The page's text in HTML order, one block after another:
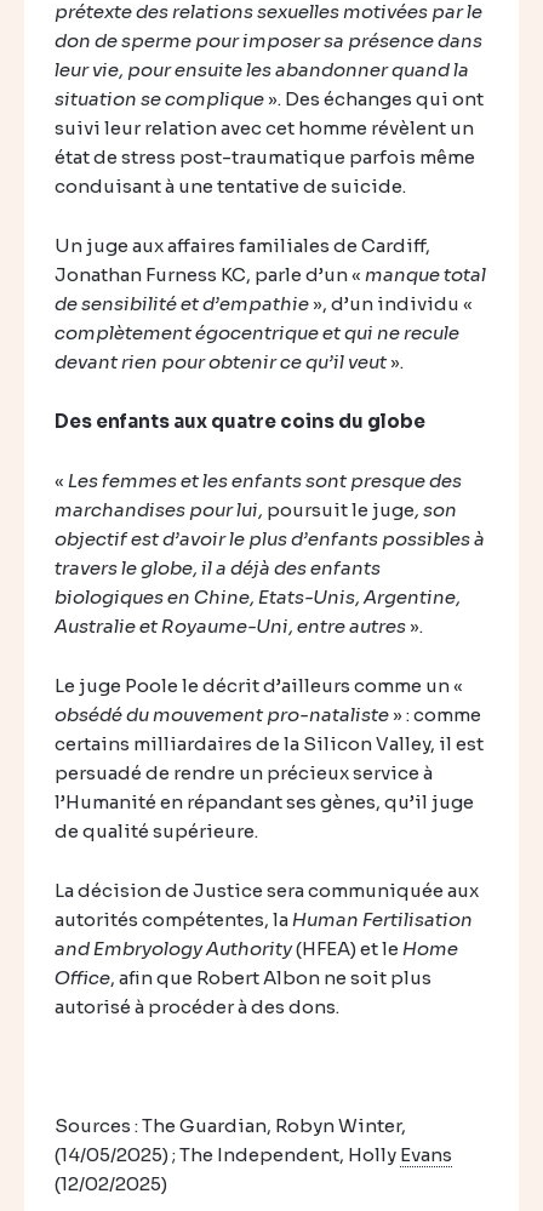
prétexte des relations sexuelles motivées par le
don de sperme pour imposer sa présence dans
leur vie, pour ensuite les abandonner quand la
situation se complique ». Des échanges qui ont
suivi leur relation avec cet homme révèlent un
état de stress post-traumatique parfois même
conduisant à une tentative de suicide.
Un juge aux affaires familiales de Cardiff,
Jonathan Furness KC, parle d’un « manque total
de sensibilité et d’empathie », d’un individu «
complètement égocentrique et qui ne recule
devant rien pour obtenir ce qu’il veut ».
Des enfants aux quatre coins du globe
« Les femmes et les enfants sont presque des
marchandises pour lui, poursuit le juge, son
objectif est d’avoir le plus d’enfants possibles à
travers le globe, il a déjà des enfants
biologiques en Chine, Etats-Unis, Argentine,
Australie et Royaume-Uni, entre autres ».
Le juge Poole le décrit d’ailleurs comme un «
obsédé du mouvement pro-nataliste » : comme
certains milliardaires de la Silicon Valley, il est
persuadé de rendre un précieux service à
l’Humanité en répandant ses gènes, qu’il juge
de qualité supérieure.
La décision de Justice sera communiquée aux
autorités compétentes, laHuman Fertilisation
and Embryology Authority(HFEA) et le Home
Office, afin que Robert Albon ne soit plus
autorisé à procéder à des dons.
Sources : The Guardian, Robyn Winter,
(14/05/2025) ; The Independent, Holly Evans
(12/02/2025)